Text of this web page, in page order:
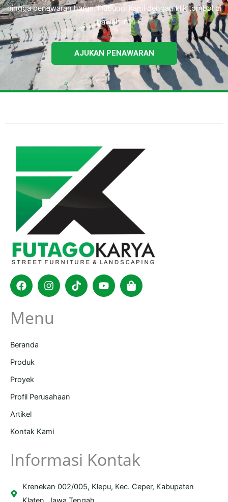
hingga penawaran harga. Hubungi kami dengan klik tombol di
bawah ini.
AJUKAN PENAWARAN
FacebookInstagram
TiktokYoutubeShopping-
bag
Menu
Beranda
Produk
Proyek
Profil Perusahaan
Artikel
Kontak Kami
Informasi Kontak
Krenekan 002/005, Klepu, Kec. Ceper, Kabupaten